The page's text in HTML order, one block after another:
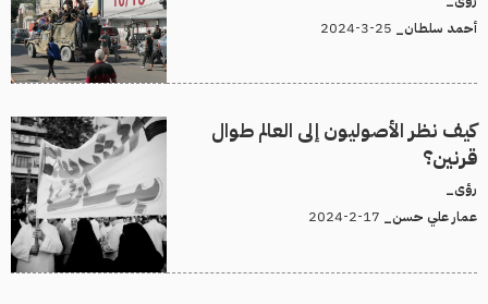
أحمد سلطان_
كيف نظر الأصوليون إلى العالم طوال
قرنين؟
رؤى_
عمار علي حسن_